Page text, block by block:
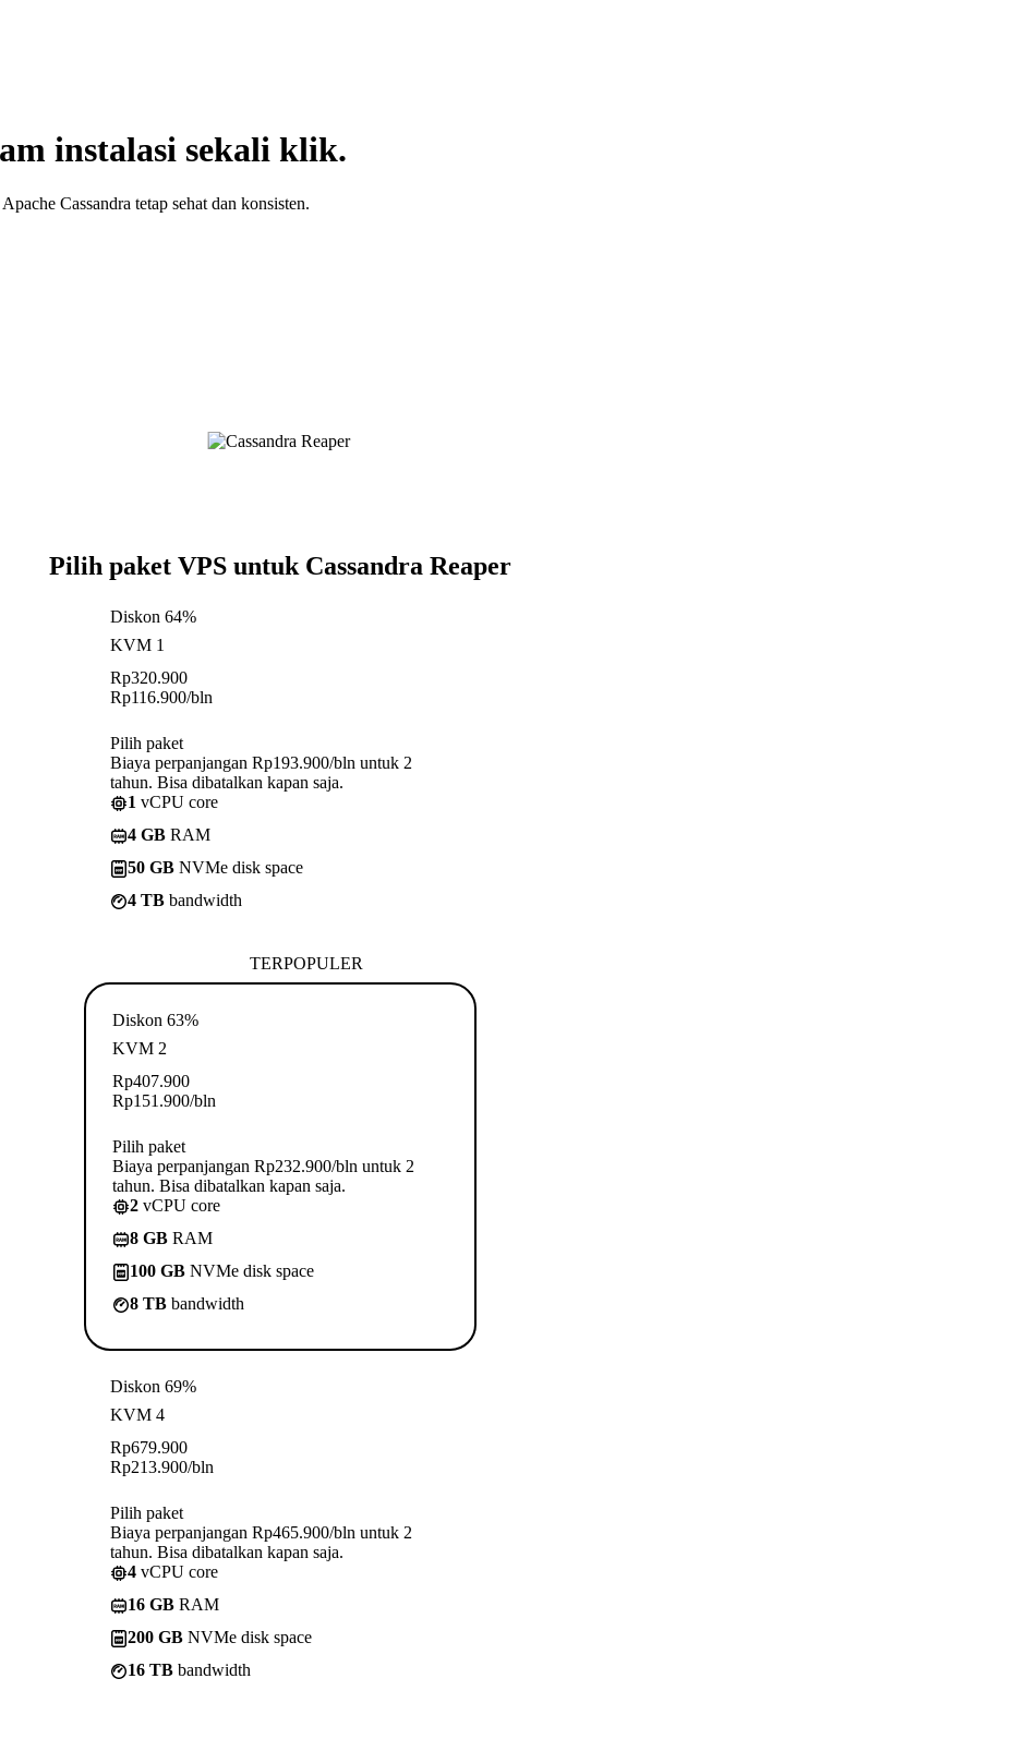
instalasi sekali klik.
Cassandra tetap sehat dan konsisten.
Pilih paket VPS untuk Cassandra Reaper
Diskon 64%
KVM 1
Rp320.900
Rp116.900/bln
Pilih paket
Biaya perpanjangan Rp193.900/bln untuk 2
tahun. Bisa dibatalkan kapan saja.
1 vCPU core
4 GB RAM
50 GB NVMe disk space
4 TB bandwidth
TERPOPULER
Diskon 63%
KVM 2
Rp407.900
Rp151.900/bln
Pilih paket
Biaya perpanjangan Rp232.900/bln untuk 2
tahun. Bisa dibatalkan kapan saja.
2 vCPU core
8 GB RAM
100 GB NVMe disk space
8 TB bandwidth
Diskon 69%
KVM 4
Rp679.900
Rp213.900/bln
Pilih paket
Biaya perpanjangan Rp465.900/bln untuk 2
tahun. Bisa dibatalkan kapan saja.
4 vCPU core
16 GB RAM
200 GB NVMe disk space
16 TB bandwidth